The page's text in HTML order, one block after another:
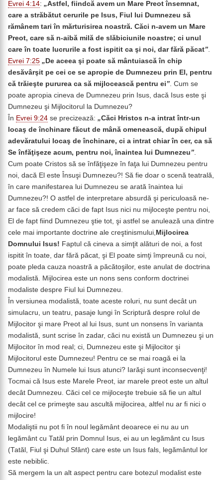
Evrei 4:14: „Astfel, fiindcă avem un Mare Preot însemnat,
care a străbătut cerurile pe Isus, Fiul lui Dumnezeu să
rămânem tari în mărturisirea noastră. Căci n-avem un Mare
Preot, care să n-aibă milă de slăbiciunile noastre; ci unul
care în toate lucrurile a fost ispitit ca şi noi, dar fără păcat”.
Evrei 7:25 „ De aceea şi poate să mântuiască în chip
desăvârşit pe cei ce se apropie de Dumnezeu prin El, pentru
că trăieşte pururea ca să mijlocească pentru ei”. Cum se
poate apropia cineva de Dumnezeu prin Isus, dacă Isus este şi
Dumnezeu şi Mijlocitorul la Dumnezeu?
În Evrei 9:24 se precizează: „Căci Hristos n-a intrat într-un
locaş de închinare făcut de mână omenească, după chipul
adevăratului locaş de închinare, ci a intrat chiar în cer, ca să
Se înfăţişeze acum, pentru noi, înaintea lui Dumnezeu”.
Cum poate Cristos să se înfăţişeze în faţa lui Dumnezeu pentru
noi, dacă El este Însuşi Dumnezeu?! Să fie doar o scenă teatrală,
în care manifestarea lui Dumnezeu se arată înaintea lui
Dumnezeu?! O astfel de interpretare absurdă şi periculoasă ne-
ar face să credem căci de fapt Isus nici nu mijloceşte pentru noi,
El de fapt fiind Dumnezeu ştie tot, şi astfel se anulează una dintre
cele mai importante doctrine ale creştinismului, Mijlocirea
Domnului Isus! Faptul că cineva a simţit alături de noi, a fost
ispitit în toate, dar fără păcat, şi El poate simţi împreună cu noi,
poate pleda cauza noastră a păcătoşilor, este anulat de doctrina
modalistă. Mijlocirea este un nons sens conform doctrinei
modaliste despre Fiul lui Dumnezeu.
În versiunea modalistă, toate aceste roluri, nu sunt decât un
simulacru, un teatru, pasaje lungi în Scriptură despre rolul de
Mijlocitor şi mare Preot al lui Isus, sunt un nonsens în varianta
modalistă, sunt scrise în zadar, căci nu există un Dumnezeu şi un
Mijlocitor în mod real; ci, Dumnezeu este şi Mijlocitor şi
Mijlocitorul este Dumnezeu! Pentru ce se mai roagă ei la
Dumnezeu în Numele lui Isus atunci? Iarăşi sunt inconsecvenţi!
Tocmai că Isus este Marele Preot, iar marele preot este un altul
decât Dumnezeu. Căci cel ce mijloceşte trebuie să fie un altul
decât cel ce primeşte sau ascultă mijlocirea, altfel nu ar fi nici o
mijlocire!
Modaliştii nu pot fi în noul legământ deoarece ei nu au un
legământ cu Tatăl prin Domnul Isus, ei au un legământ cu Isus
(Tatăl, Fiul şi Duhul Sfânt) care este un Isus fals, legământul lor
este nebiblic.
Să mergem la un alt aspect pentru care botezul modalist este